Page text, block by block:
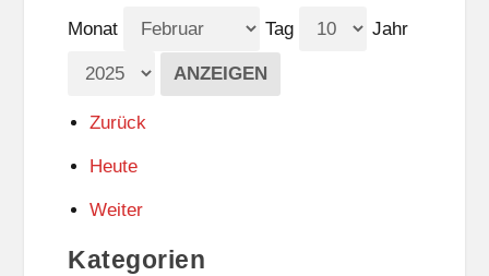
Monat Tag Jahr
Zurück
Heute
Weiter
Kategorien